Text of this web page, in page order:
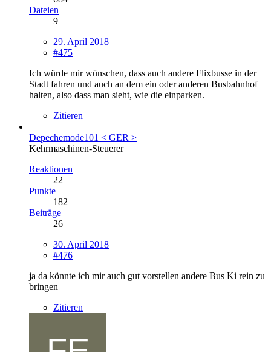
Dateien
9
29. April 2018
#475
Ich würde mir wünschen, dass auch andere Flixbusse in der
Stadt fahren und auch an dem ein oder anderen Busbahnhof
halten, also dass man sieht, wie die einparken.
Zitieren
Depechemode101 < GER >
Kehrmaschinen-Steuerer
Reaktionen
22
Punkte
182
Beiträge
26
30. April 2018
#476
ja da könnte ich mir auch gut vorstellen andere Bus Ki rein zu
bringen
Zitieren